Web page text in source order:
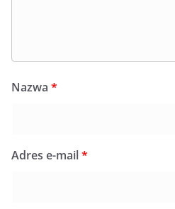
Nazwa *
Adres e-mail*